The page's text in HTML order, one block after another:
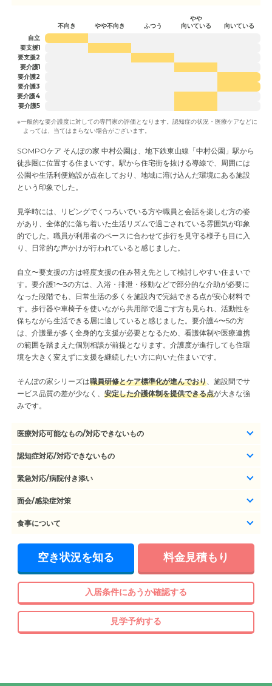
不向き やや不向き ふつう
やや
向いている
向いている
自立
要支援1
要支援2
要介護1
要介護2
要介護3
要介護4
要介護5
※一般的な要介護度に対しての専門家の評価となります。認知症の状況・医療ケアなどに
よっては、当てはまらない場合がございます。
SOMPOケア そんぽの家 中村公園は、地下鉄東山線「中村公園」駅から
徒歩圏に位置する住まいです。駅から住宅街を抜ける導線で、周囲には
公園や生活利便施設が点在しており、地域に溶け込んだ環境にある施設
という印象でした。
見学時には、リビングでくつろいでいる方や職員と会話を楽しむ方の姿
があり、全体的に落ち着いた生活リズムで過ごされている雰囲気が印象
的でした。職員が利用者のペースに合わせて歩行を見守る様子も目に入
り、日常的な声かけが行われていると感じました。
自立〜要支援の方は軽度支援の住み替え先として検討しやすい住まいで
す。要介護1〜3の方は、入浴・排泄・移動などで部分的な介助が必要に
なった段階でも、日常生活の多くを施設内で完結できる点が安心材料で
す。歩行器や車椅子を使いながら共用部で過ごす方も見られ、活動性を
保ちながら生活できる層に適していると感じました。要介護4〜5の方
は、介護量が多く全身的な支援が必要となるため、看護体制や医療連携
の範囲を踏まえた個別相談が前提となります。介護度が進行しても住環
境を大きく変えずに支援を継続したい方に向いた住まいです。
そんぽの家シリーズは職員研修とケア標準化が進んでおり 、施設間でサ
ービス品質の差が少なく、 安定した介護体制を提供できる点が大きな強
みです。
医療対応可能なもの/対応できないもの
認知症対応/対応できないもの
緊急対応/病院付き添い
面会/感染症対策
食事について
空き状況を知る 料金見積もり
入居条件にあうか確認する
見学予約する